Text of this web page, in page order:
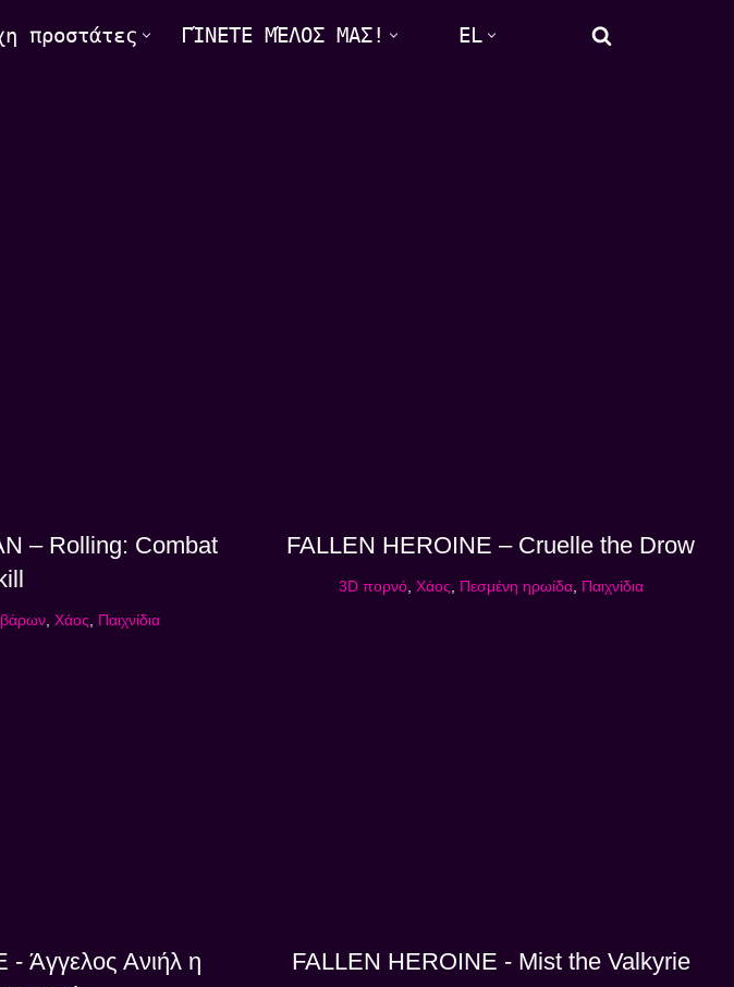
προστάτες ΓΊΝΕΤΕ ΜΈΛΟΣ ΜΑΣ! EL
– Rolling: Combat
, Χάος Παιχνίδια
FALLEN HEROINE – Cruelle the Drow
3D πορνό, Χάος Πεσμένη ηρωίδα, Παιχνίδια
Άγγελος Ανιήλ η
FALLEN HEROINE - Mist the Valkyrie